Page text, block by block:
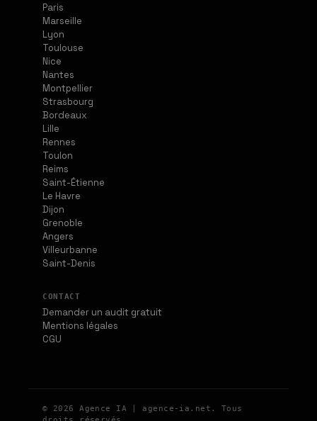
Paris
Marseille
Lyon
Toulouse
Nice
Nantes
Montpellier
Strasbourg
Bordeaux
Lille
Rennes
Toulon
Reims
Saint-Étienne
Le Havre
Dijon
Grenoble
Angers
Villeurbanne
Saint-Denis
CONTACT
Demander un audit gratuit
Mentions légales
CGU
© 2026 Agence IA | agence-ia.net. Tous